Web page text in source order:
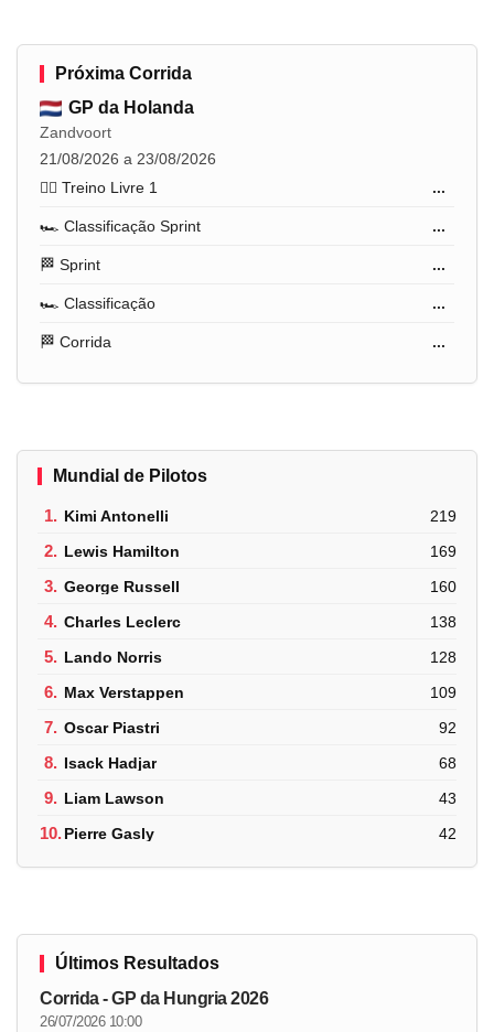
Próxima Corrida
GP da Holanda
Zandvoort
21/08/2026 a 23/08/2026
🏋️‍♂️ Treino Livre 1
...
🏎️ Classificação Sprint ...
🏁 Sprint ...
🏎️ Classificação ...
🏁 Corrida ...
Mundial de Pilotos
1. Kimi Antonelli 219
2. Lewis Hamilton 169
3. George Russell 160
4. Charles Leclerc 138
5. Lando Norris 128
6. Max Verstappen 109
7. Oscar Piastri 92
8. Isack Hadjar 68
9. Liam Lawson 43
10.Pierre Gasly 42
Últimos Resultados
Corrida - GP da Hungria 2026
26/07/2026 10:00